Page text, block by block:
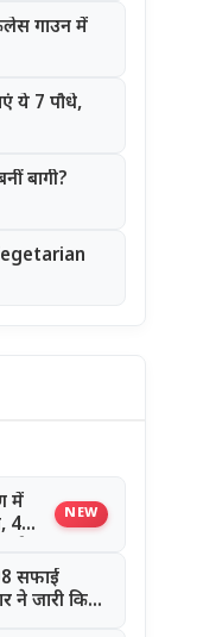
गाउन में
ये 7 पौधे,
बागी?
में
4
NEW
सफाई
ने जारी किए